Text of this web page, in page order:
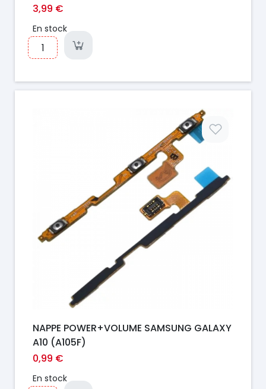
3,99 €
En stock
NAPPE POWER+VOLUME SAMSUNG GALAXY
A10 (A105F)
0,99 €
En stock